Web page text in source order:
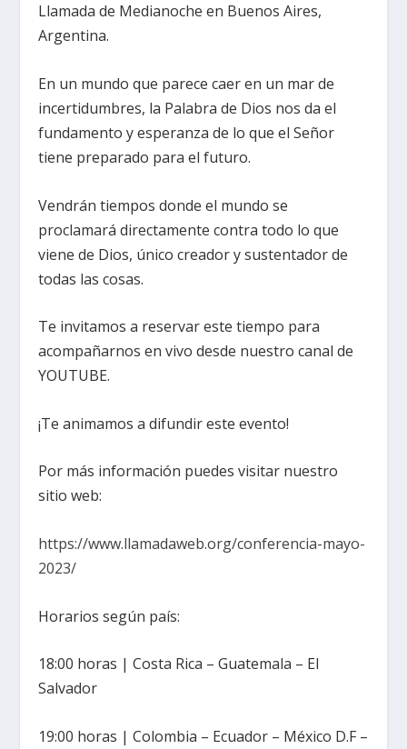
Llamada de Medianoche en Buenos Aires,
Argentina.
En un mundo que parece caer en un mar de
incertidumbres, la Palabra de Dios nos da el
fundamento y esperanza de lo que el Señor
tiene preparado para el futuro.
Vendrán tiempos donde el mundo se
proclamará directamente contra todo lo que
viene de Dios, único creador y sustentador de
todas las cosas.
Te invitamos a reservar este tiempo para
acompañarnos en vivo desde nuestro canal de
YOUTUBE.
¡Te animamos a difundir este evento!
Por más información puedes visitar nuestro
sitio web:
https://www.llamadaweb.org/conferencia-mayo-
2023/
Horarios según país:
18:00 horas | Costa Rica – Guatemala – El
Salvador
19:00 horas | Colombia – Ecuador – México D.F –